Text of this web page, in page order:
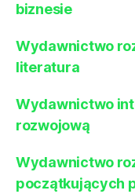
biznesie
Wydawnictwo
literatura
Wydawnictwo
rozwojową
Wydawnictwo
początkujących